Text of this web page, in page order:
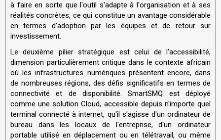
à faire en sorte que l'outil s'adapte à l'organisation et à ses
réalités concrètes, ce qui constitue un avantage considérable
en termes d'adoption par les équipes et de retour sur
investissement.
Le deuxième pilier stratégique est celui de l'accessibilité,
dimension particulièrement critique dans le contexte africain
où les infrastructures numériques présentent encore, dans
de nombreuses régions, des défis significatifs en termes de
connectivité et de disponibilité. SmartSMQ est déployé
comme une solution Cloud, accessible depuis n'importe quel
terminal connecté à internet, qu'il s'agisse d'un ordinateur de
bureau dans les locaux de l'entreprise, d'un ordinateur
portable utilisé en déplacement ou en télétravail, ou même